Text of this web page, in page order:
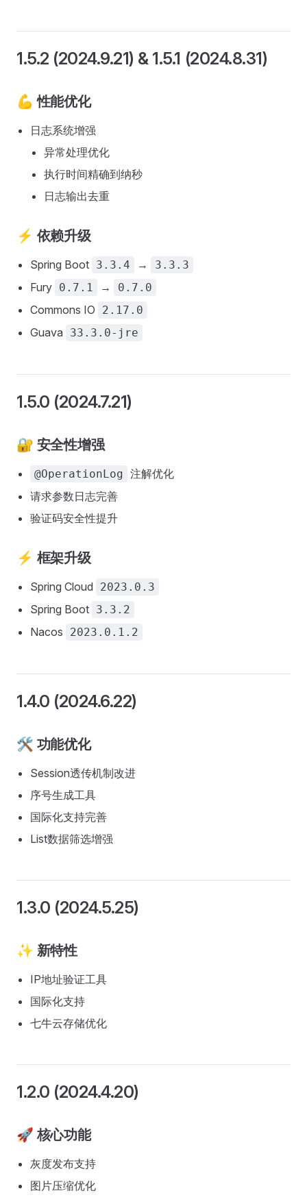
1.5.2 (2024.9.21) & 1.5.1 (2024.8.31)
💪 性能优化
日志系统增强
异常处理优化
执行时间精确到纳秒
日志输出去重
⚡ 依赖升级
Spring Boot 3.3.4 → 3.3.3
Fury 0.7.1 → 0.7.0
Commons IO 2.17.0
Guava 33.3.0-jre
1.5.0 (2024.7.21)
🔐 安全性增强
@OperationLog 注解优化
请求参数日志完善
验证码安全性提升
⚡ 框架升级
Spring Cloud 2023.0.3
Spring Boot 3.3.2
Nacos 2023.0.1.2
1.4.0 (2024.6.22)
🛠️ 功能优化
Session透传机制改进
序号生成工具
国际化支持完善
List数据筛选增强
1.3.0 (2024.5.25)
✨ 新特性
IP地址验证工具
国际化支持
七牛云存储优化
1.2.0 (2024.4.20)
🚀 核心功能
灰度发布支持
图片压缩优化